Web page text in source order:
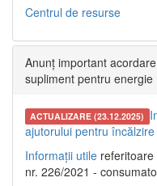
Centrul de resurse
Anunț important
supliment pentru energie
ACTUALIZARE (23.12.2025)
ajutorului pentru încălzire
Informații utile
nr. 226/2021 -